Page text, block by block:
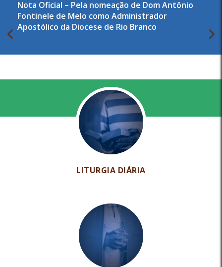
Nota Oficial – Pela nomeação de Dom Antônio
Fontinele de Melo como Administrador
Apostólico da Diocese de Rio Branco
LITURGIA DIÁRIA